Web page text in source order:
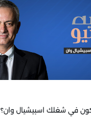
في شغلك اسبيشيال وان؟